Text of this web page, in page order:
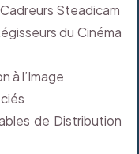
Steadicam
du Cinéma
à l’Image
de Distribution